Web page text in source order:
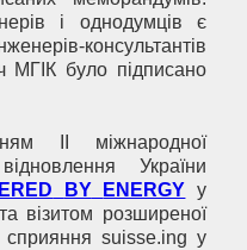
і однодумців є
консультантів
МГІК було підписано
ІІ міжнародної
України
BY ENERGY у
візитом розширеної
сприяння suisse.ing у